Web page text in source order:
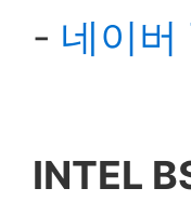
- 네이버
INTEL